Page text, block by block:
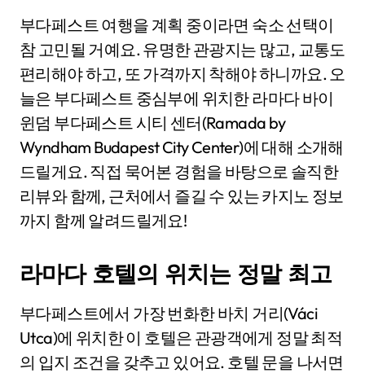
부다페스트 여행을 계획 중이라면 숙소 선택이
참 고민될 거예요. 유명한 관광지는 많고, 교통도
편리해야 하고, 또 가격까지 착해야 하니까요. 오
늘은 부다페스트 중심부에 위치한 라마다 바이
윈덤 부다페스트 시티 센터(Ramada by
Wyndham Budapest City Center)에 대해 소개해
드릴게요. 직접 묵어본 경험을 바탕으로 솔직한
리뷰와 함께, 근처에서 즐길 수 있는 카지노 정보
까지 함께 알려드릴게요!
라마다 호텔의 위치는 정말 최고
부다페스트에서 가장 번화한 바치 거리(Váci
Utca)에 위치한 이 호텔은 관광객에게 정말 최적
의 입지 조건을 갖추고 있어요. 호텔 문을 나서면